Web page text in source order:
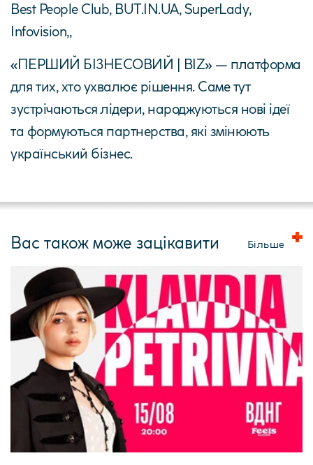
Best People Club, BUT.IN.UA, SuperLady,
Infovision,,
«ПЕРШИЙ БІЗНЕСОВИЙ | BIZ» — платформа
для тих, хто ухвалює рішення. Саме тут
зустрічаються лідери, народжуються нові ідеї
та формуються партнерства, які змінюють
український бізнес.
Вас також може зацікавити Більше